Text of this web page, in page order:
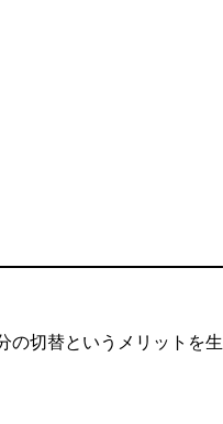
の切替というメリットを生